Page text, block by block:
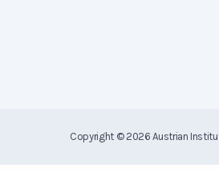
Copyright © 2026Austrian